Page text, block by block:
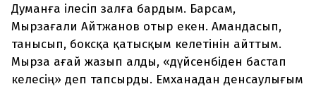
Думанға ілесіп залға бардым. Барсам,
Мырзағали Айтжанов отыр екен. Амандасып,
танысып, боксқа қатысқым келетінін айттым.
Мырза ағай жазып алды, «дүйсенбіден бастап
келесің» деп тапсырды. Емханадан денсаулығым